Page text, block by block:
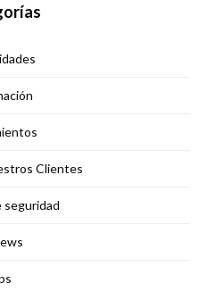
Clientes
seguridad